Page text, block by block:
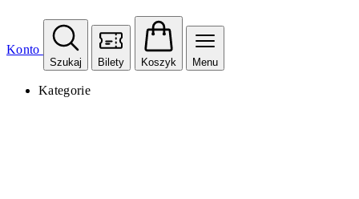
Konto
Szukaj Bilety Koszyk Menu
Kategorie